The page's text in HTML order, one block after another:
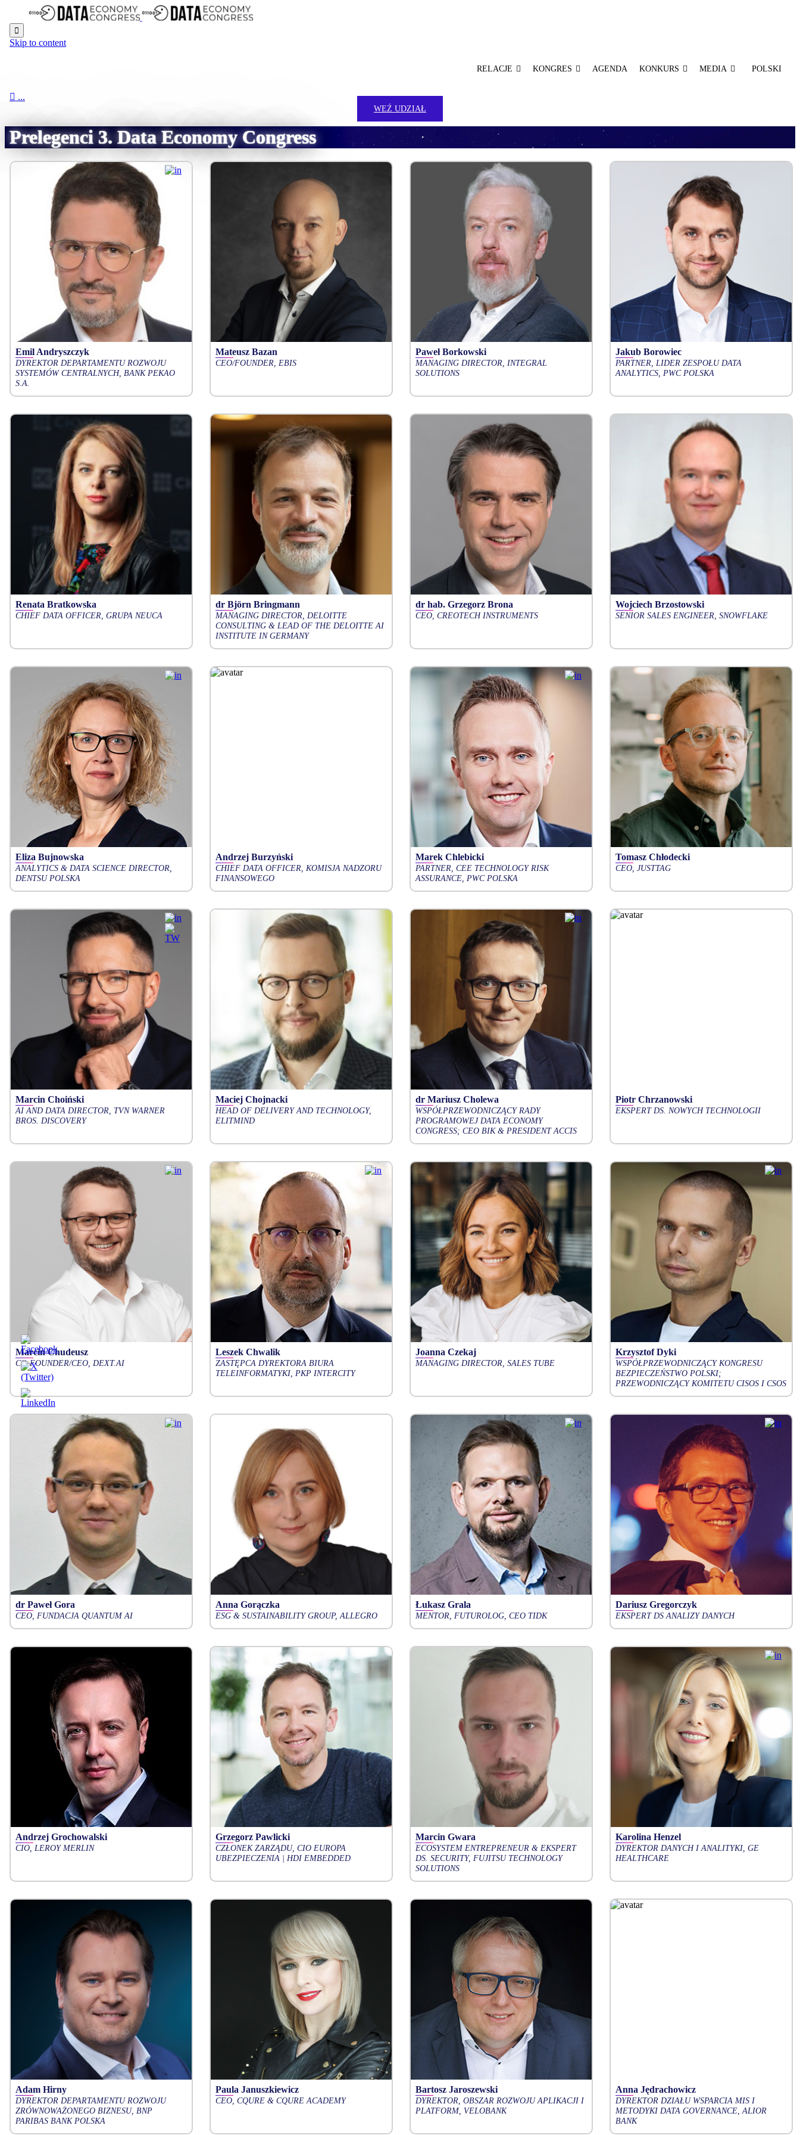

Skip to content
RELACJE KONGRES AGENDA KONKURS MEDIA POLSKI
 ...
WEŹ UDZIAŁ
Prelegenci 3. Data Economy Congress
Emil Andryszczyk
DYREKTOR DEPARTAMENTU ROZWOJU
SYSTEMÓW CENTRALNYCH, BANK PEKAO
S.A.
Mateusz Bazan
CEO/FOUNDER, EBIS
Paweł Borkowski
MANAGING DIRECTOR, INTEGRAL
SOLUTIONS
Jakub Borowiec
PARTNER, LIDER ZESPOŁU DATA
ANALYTICS, PWC POLSKA
Renata Bratkowska
CHIEF DATA OFFICER, GRUPA NEUCA
dr Björn Bringmann
MANAGING DIRECTOR, DELOITTE
CONSULTING & LEAD OF THE DELOITTE AI
INSTITUTE IN GERMANY
dr hab. Grzegorz Brona
CEO, CREOTECH INSTRUMENTS
Wojciech Brzostowski
SENIOR SALES ENGINEER, SNOWFLAKE
Eliza Bujnowska
ANALYTICS & DATA SCIENCE DIRECTOR,
DENTSU POLSKA
Andrzej Burzyński
CHIEF DATA OFFICER, KOMISJA NADZORU
FINANSOWEGO
Marek Chlebicki
PARTNER, CEE TECHNOLOGY RISK
ASSURANCE, PWC POLSKA
Tomasz Chłodecki
CEO, JUSTTAG
Marcin Choiński
AI AND DATA DIRECTOR, TVN WARNER
BROS. DISCOVERY
Maciej Chojnacki
HEAD OF DELIVERY AND TECHNOLOGY,
ELITMIND
dr Mariusz Cholewa
WSPÓŁPRZEWODNICZĄCY RADY
PROGRAMOWEJ DATA ECONOMY
CONGRESS; CEO BIK & PRESIDENT ACCIS
Piotr Chrzanowski
EKSPERT DS. NOWYCH TECHNOLOGII
Marcin Chudeusz
CO-FOUNDER/CEO, DEXT.AI
Leszek Chwalik
ZASTĘPCA DYREKTORA BIURA
TELEINFORMATYKI, PKP INTERCITY
Joanna Czekaj
MANAGING DIRECTOR, SALES TUBE
Krzysztof Dyki
WSPÓŁPRZEWODNICZĄCY KONGRESU
BEZPIECZEŃSTWO POLSKI;
PRZEWODNICZĄCY KOMITETU CISOS I CSOS
dr Paweł Gora
CEO, FUNDACJA QUANTUM AI
Anna Gorączka
ESG & SUSTAINABILITY GROUP, ALLEGRO
Łukasz Grala
MENTOR, FUTUROLOG, CEO TIDK
Dariusz Gregorczyk
EKSPERT DS ANALIZY DANYCH
Andrzej Grochowalski
CIO, LEROY MERLIN
Grzegorz Pawlicki
CZŁONEK ZARZĄDU, CIO EUROPA
UBEZPIECZENIA | HDI EMBEDDED
Marcin Gwara
ECOSYSTEM ENTREPRENEUR & EKSPERT
DS. SECURITY, FUJITSU TECHNOLOGY
SOLUTIONS
Karolina Henzel
DYREKTOR DANYCH I ANALITYKI, GE
HEALTHCARE
Adam Hirny
DYREKTOR DEPARTAMENTU ROZWOJU
ZRÓWNOWAŻONEGO BIZNESU, BNP
PARIBAS BANK POLSKA
Paula Januszkiewicz
CEO, CQURE & CQURE ACADEMY
Bartosz Jaroszewski
DYREKTOR, OBSZAR ROZWOJU APLIKACJI I
PLATFORM, VELOBANK
Anna Jędrachowicz
DYREKTOR DZIAŁU WSPARCIA MIS I
METODYKI DATA GOVERNANCE, ALIOR
BANK